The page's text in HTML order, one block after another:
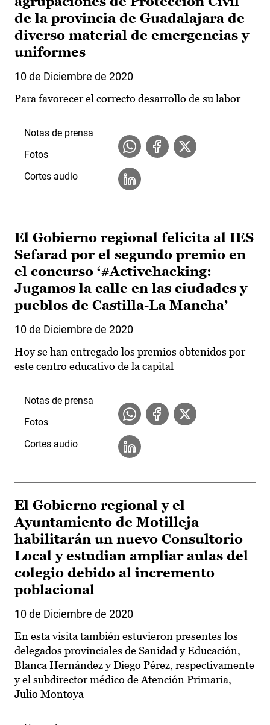
de la provincia de Guadalajara de
diverso material de emergencias y
uniformes
10 de Diciembre de 2020
Para favorecer el correcto desarrollo de su labor
Notas de prensa
Fotos
Cortes audio
El Gobierno regional felicita al IES
Sefarad por el segundo premio en
el concurso ‘#Activehacking:
Jugamos la calle en las ciudades y
pueblos de Castilla-La Mancha’
10 de Diciembre de 2020
Hoy se han entregado los premios obtenidos por
este centro educativo de la capital
Notas de prensa
Fotos
Cortes audio
El Gobierno regional y el
Ayuntamiento de Motilleja
habilitarán un nuevo Consultorio
Local y estudian ampliar aulas del
colegio debido al incremento
poblacional
10 de Diciembre de 2020
En esta visita también estuvieron presentes los
delegados provinciales de Sanidad y Educación,
Blanca Hernández y Diego Pérez, respectivamente
y el subdirector médico de Atención Primaria,
Julio Montoya